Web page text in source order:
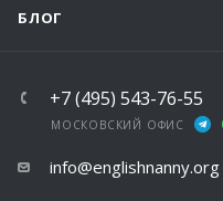
БЛОГ
+7 (495) 543-76-55
МОСКОВСКИЙ ОФИС
info@englishnanny.org